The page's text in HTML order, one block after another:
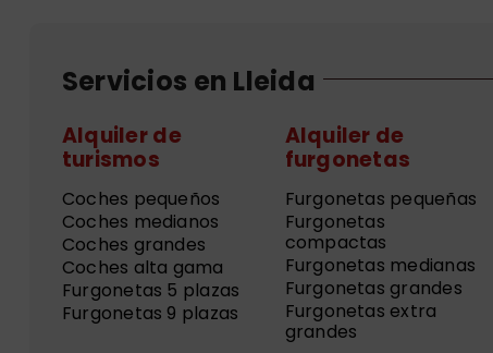
Servicios en Lleida
Alquiler de
turismos
Coches pequeños
Coches medianos
Coches grandes
Coches alta gama
Furgonetas 5 plazas
Furgonetas 9 plazas
Alquiler de
furgonetas
Furgonetas pequeñas
Furgonetas
compactas
Furgonetas medianas
Furgonetas grandes
Furgonetas extra
grandes